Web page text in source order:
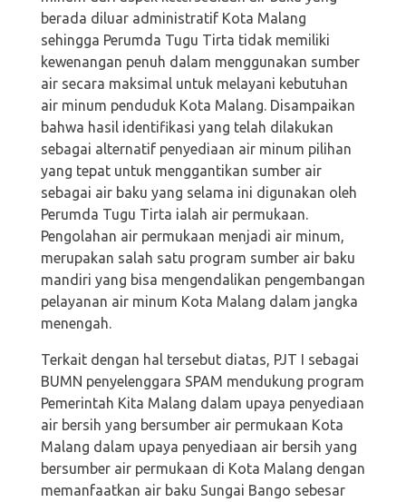
berada diluar administratif Kota Malang
sehingga Perumda Tugu Tirta tidak memiliki
kewenangan penuh dalam menggunakan sumber
air secara maksimal untuk melayani kebutuhan
air minum penduduk Kota Malang. Disampaikan
bahwa hasil identifikasi yang telah dilakukan
sebagai alternatif penyediaan air minum pilihan
yang tepat untuk menggantikan sumber air
sebagai air baku yang selama ini digunakan oleh
Perumda Tugu Tirta ialah air permukaan.
Pengolahan air permukaan menjadi air minum,
merupakan salah satu program sumber air baku
mandiri yang bisa mengendalikan pengembangan
pelayanan air minum Kota Malang dalam jangka
menengah.
Terkait dengan hal tersebut diatas, PJT I sebagai
BUMN penyelenggara SPAM mendukung program
Pemerintah Kita Malang dalam upaya penyediaan
air bersih yang bersumber air permukaan Kota
Malang dalam upaya penyediaan air bersih yang
bersumber air permukaan di Kota Malang dengan
memanfaatkan air baku Sungai Bango sebesar